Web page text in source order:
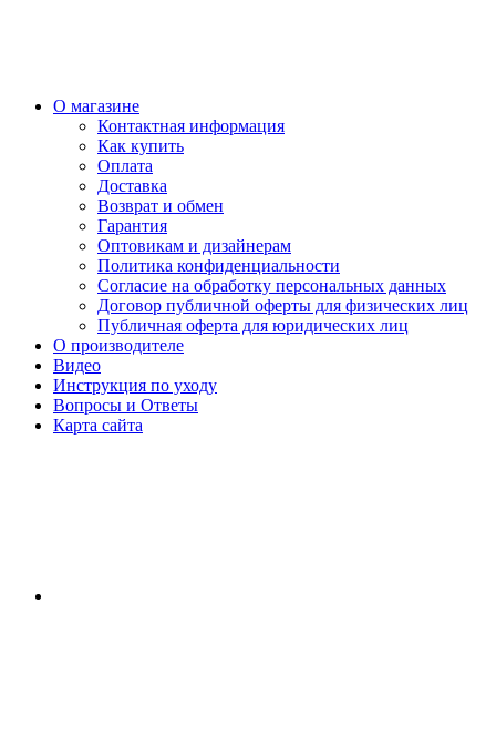
О магазине
Контактная информация
Как купить
Оплата
Доставка
Возврат и обмен
Гарантия
Оптовикам и дизайнерам
Политика конфиденциальности
Согласие на обработку персональных данных
Договор публичной оферты для физических лиц
Публичная оферта для юридических лиц
О производителе
Видео
Инструкция по уходу
Вопросы и Ответы
Карта сайта